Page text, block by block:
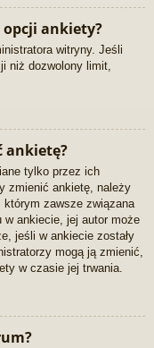
opcji ankiety?
witryny. Jeśli
niż dozwolony limit,
ankietę?
tylko przez ich
zmienić ankietę, należy
zawsze związana
w ankiecie, jej autor może
jeśli w ankiecie zostały
mogą ją zmienić,
w czasie jej trwania.